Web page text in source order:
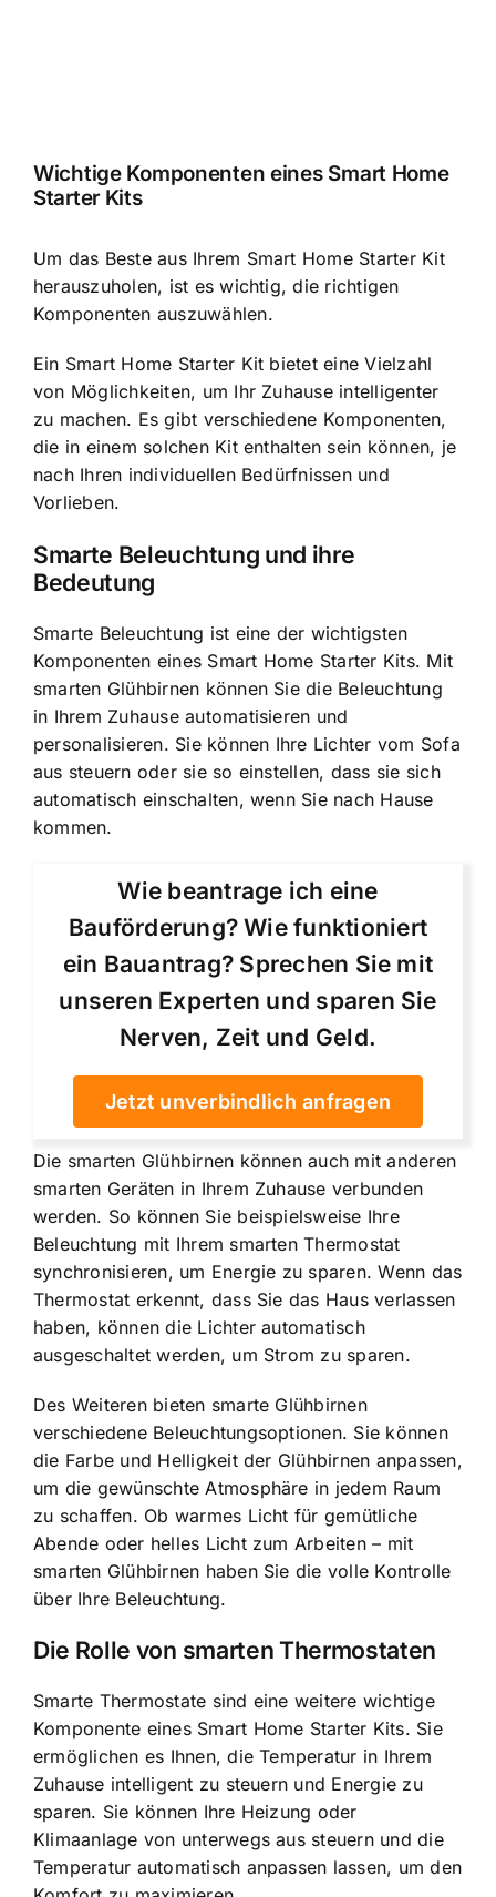
Wichtige Komponenten eines Smart Home
Starter Kits
Um das Beste aus Ihrem Smart Home Starter Kit
herauszuholen, ist es wichtig, die richtigen
Komponenten auszuwählen.
Ein Smart Home Starter Kit bietet eine Vielzahl
von Möglichkeiten, um Ihr Zuhause intelligenter
zu machen. Es gibt verschiedene Komponenten,
die in einem solchen Kit enthalten sein können, je
nach Ihren individuellen Bedürfnissen und
Vorlieben.
Smarte Beleuchtung und ihre
Bedeutung
Smarte Beleuchtung ist eine der wichtigsten
Komponenten eines Smart Home Starter Kits. Mit
smarten Glühbirnen können Sie die Beleuchtung
in Ihrem Zuhause automatisieren und
personalisieren. Sie können Ihre Lichter vom Sofa
aus steuern oder sie so einstellen, dass sie sich
automatisch einschalten, wenn Sie nach Hause
kommen.
Wie beantrage ich eine
Bauförderung? Wie funktioniert
ein Bauantrag? Sprechen Sie mit
unseren Experten und sparen Sie
Nerven, Zeit und Geld.
Jetzt unverbindlich anfragen
Die smarten Glühbirnen können auch mit anderen
smarten Geräten in Ihrem Zuhause verbunden
werden. So können Sie beispielsweise Ihre
Beleuchtung mit Ihrem smarten Thermostat
synchronisieren, um Energie zu sparen. Wenn das
Thermostat erkennt, dass Sie das Haus verlassen
haben, können die Lichter automatisch
ausgeschaltet werden, um Strom zu sparen.
Des Weiteren bieten smarte Glühbirnen
verschiedene Beleuchtungsoptionen. Sie können
die Farbe und Helligkeit der Glühbirnen anpassen,
um die gewünschte Atmosphäre in jedem Raum
zu schaffen. Ob warmes Licht für gemütliche
Abende oder helles Licht zum Arbeiten – mit
smarten Glühbirnen haben Sie die volle Kontrolle
über Ihre Beleuchtung.
Die Rolle von smarten Thermostaten
Smarte Thermostate sind eine weitere wichtige
Komponente eines Smart Home Starter Kits. Sie
ermöglichen es Ihnen, die Temperatur in Ihrem
Zuhause intelligent zu steuern und Energie zu
sparen. Sie können Ihre Heizung oder
Klimaanlage von unterwegs aus steuern und die
Temperatur automatisch anpassen lassen, um den